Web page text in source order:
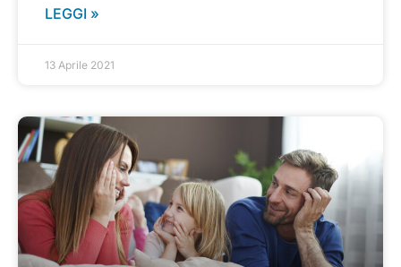
LEGGI »
13 Aprile 2021